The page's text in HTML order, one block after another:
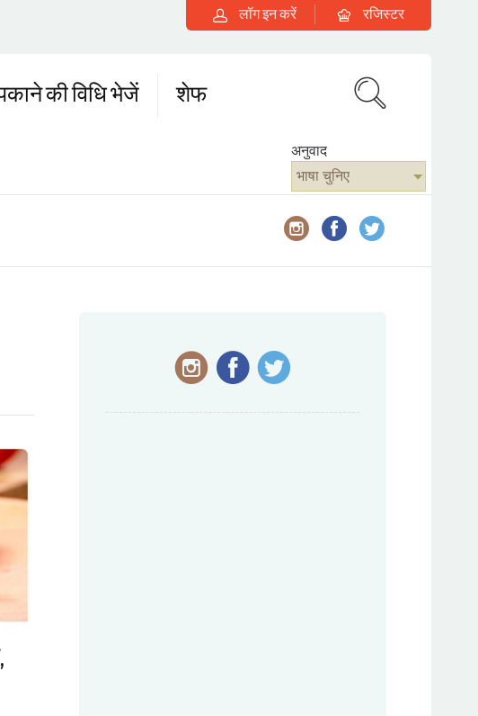
लॉग इन करें रजिस्टर
की विधि भेजें शेफ
अनुवाद
भाषा चुनिए